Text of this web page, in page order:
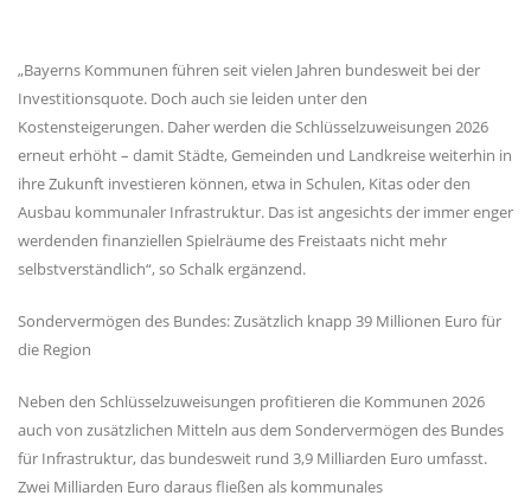
Bayerns Kommunen führen seit vielen Jahren bundesweit bei der
Investitionsquote. Doch auch sie leiden unter den
Kostensteigerungen. Daher werden die Schlüsselzuweisungen 2026
erneut erhöht – damit Städte, Gemeinden und Landkreise weiterhin in
ihre Zukunft investieren können, etwa in Schulen, Kitas oder den
Ausbau kommunaler Infrastruktur. Das ist angesichts der immer enger
werdenden finanziellen Spielräume des Freistaats nicht mehr
selbstverständlich“, so Schalk ergänzend.
Sondervermögen des Bundes: Zusätzlich knapp 39 Millionen Euro für
die Region
Neben den Schlüsselzuweisungen profitieren die Kommunen 2026
auch von zusätzlichen Mitteln aus dem Sondervermögen des Bundes
für Infrastruktur, das bundesweit rund 3,9 Milliarden Euro umfasst.
Zwei Milliarden Euro daraus fließen als kommunales